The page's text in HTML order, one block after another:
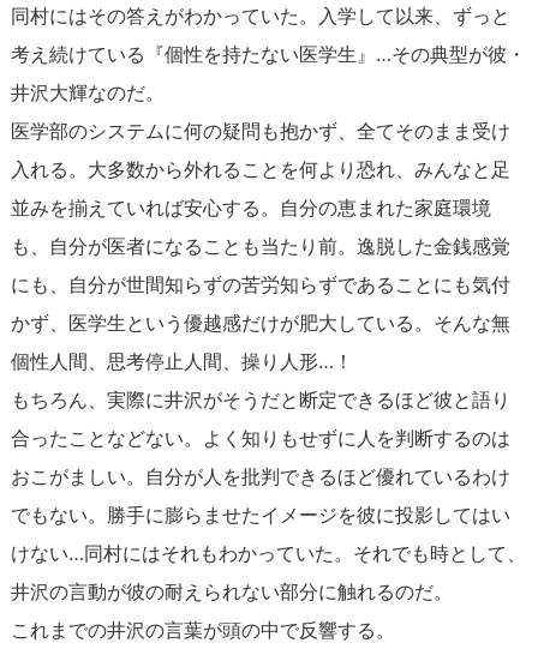
同村にはその答えがわかっていた。入学して以来、ずっと
考え続けている『個性を持たない医学生』…その典型が彼・
井沢大輝なのだ。
医学部のシステムに何の疑問も抱かず、全てそのまま受け
入れる。大多数から外れることを何より恐れ、みんなと足
並みを揃えていれば安心する。自分の恵まれた家庭環境
も、自分が医者になることも当たり前。逸脱した金銭感覚
にも、自分が世間知らずの苦労知らずであることにも気付
かず、医学生という優越感だけが肥大している。そんな無
個性人間、思考停止人間、操り人形…！
もちろん、実際に井沢がそうだと断定できるほど彼と語り
合ったことなどない。よく知りもせずに人を判断するのは
おこがましい。自分が人を批判できるほど優れているわけ
でもない。勝手に膨らませたイメージを彼に投影してはい
けない…同村にはそれもわかっていた。それでも時として、
井沢の言動が彼の耐えられない部分に触れるのだ。
これまでの井沢の言葉が頭の中で反響する。